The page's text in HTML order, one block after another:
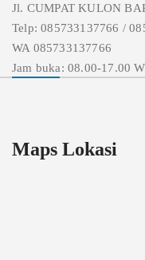
Jl. CUMPAT KULON
Telp: 085733137766 /
WA 085733137766
Jam buka: 08.00-17.00
Maps Lokasi